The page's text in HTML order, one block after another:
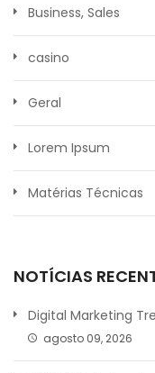
Business, Sales
casino
Geral
Lorem Ipsum
Matérias Técnicas
NOTÍCIAS
Digital Marketing
agosto 09, 2026